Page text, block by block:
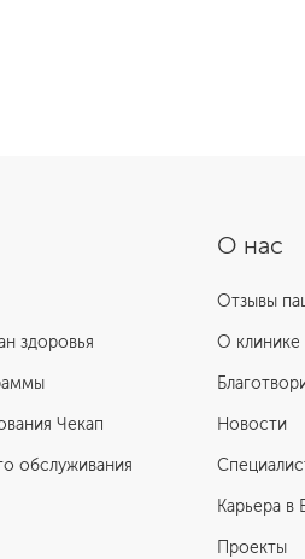
О нас
Отзывы
О клинике
Новости
Карьера
Проекты
здоровья
Чекап
обслуживания